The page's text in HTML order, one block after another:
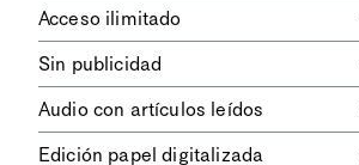
digitales dela diaria
los contenidos de Le Monde
diplomatique.
Acceso ilimitado
contenidos.
Sin publicidad
publicitarios.
Audio con artículos leídos
Edición papel digitalizada